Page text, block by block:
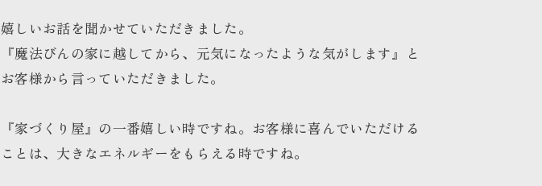
嬉しいお話を聞かせていただきました。
『魔法びんの家に越してから、元気になったような気がします』と
お客様から言っていただきました。
『家づくり屋』の一番嬉しい時ですね。お客様に喜んでいただける
ことは、大きなエネルギーをもらえる時ですね。